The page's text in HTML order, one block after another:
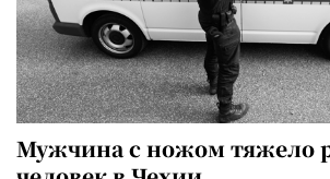
Мужчина с ножом тяжело